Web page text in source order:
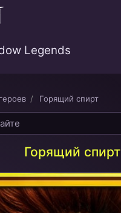
Legends
Горящий спирт
Горящий спирт